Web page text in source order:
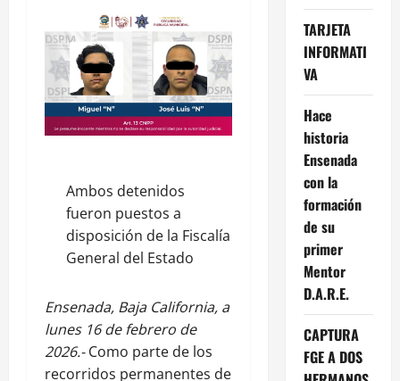
Ambos detenidos
fueron puestos a
disposición de la Fiscalía
General del Estado
Ensenada, Baja California, a
lunes 16 de febrero de
2026.-Como parte de los
recorridos permanentes de
TARJETA
INFORMATI
VA
Hace
historia
Ensenada
con la
formación
de su
primer
Mentor
D.A.R.E.
CAPTURA
FGE A DOS